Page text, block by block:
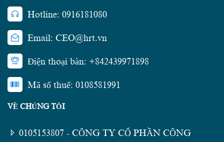
Hotline: 0916181080
Email: CEO@hrt.vn
Điện thoại bàn: +842439971898
Mã số thuế: 0108581991
VỀ CHÚNG TÔI
0105153807 - CÔNG TY CỔ PHẦN CÔNG